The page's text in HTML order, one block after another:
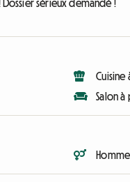
sérieux demandé !
Salon
Homme